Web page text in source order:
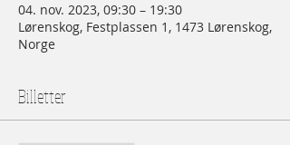
04. nov. 2023, 09:30 – 19:30
Lørenskog, Festplassen 1, 1473 Lørenskog,
Norge
Billetter